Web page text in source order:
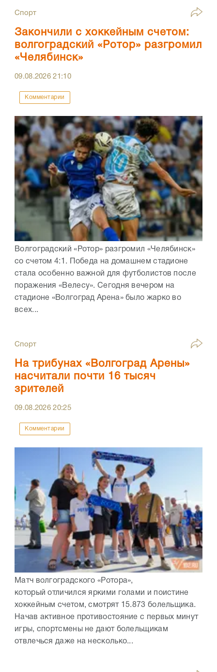
Спорт
Закончили с хоккейным счетом:
волгоградский «Ротор» разгромил
«Челябинск»
09.08.202621:10
Комментарии
Волгоградский «Ротор» разгромил «Челябинск»
со счетом 4:1. Победа на домашнем стадионе
стала особенно важной для футболистов после
поражения «Велесу». Сегодня вечером на
стадионе «Волгоград Арена» было жарко во
всех...
Спорт
На трибунах «Волгоград Арены»
насчитали почти 16 тысяч
зрителей
09.08.202620:25
Комментарии
Матч волгоградского «Ротора»,
который отличился яркими голами и поистине
хоккейным счетом, смотрят 15.873 болельщика.
Начав активное противостояние с первых минут
игры, спортсмены не дают болельщикам
отвлечься даже на несколько...